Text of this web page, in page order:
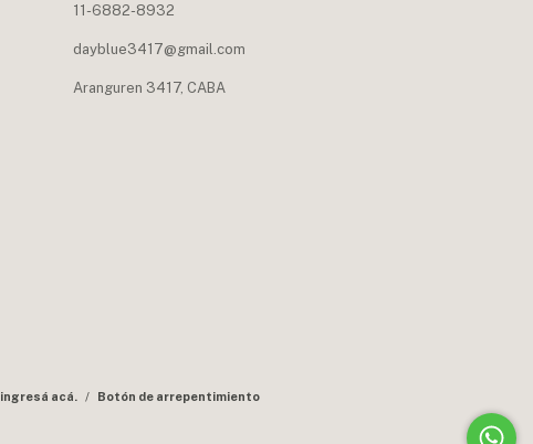
11-6882-8932
dayblue3417@gmail.com
Aranguren 3417, CABA
ingresá acá. / Botón de arrepentimiento